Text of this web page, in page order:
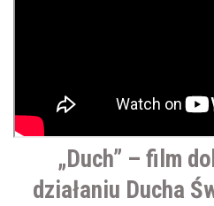
„Duch” – film
działaniu Ducha